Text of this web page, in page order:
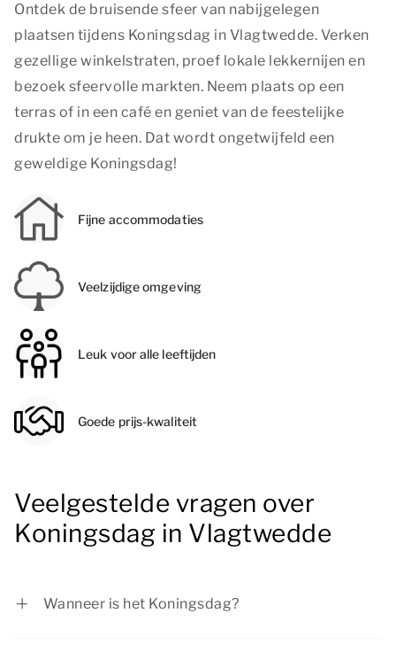
Ontdek de bruisende sfeer van nabijgelegen
plaatsen tijdens Koningsdag in Vlagtwedde. Verken
gezellige winkelstraten, proef lokale lekkernijen en
bezoek sfeervolle markten. Neem plaats op een
terras of in een café en geniet van de feestelijke
drukte om je heen. Dat wordt ongetwijfeld een
geweldige Koningsdag!
Fijne accommodaties
Veelzijdige omgeving
Leuk voor alle leeftijden
Goede prijs-kwaliteit
Veelgestelde vragen over
Koningsdag in Vlagtwedde
Wanneer is het Koningsdag?